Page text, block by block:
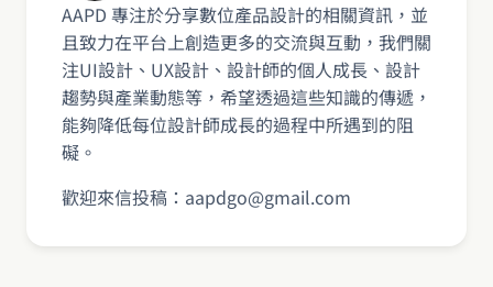
AAPD 專注於分享數位產品設計的相關資訊，並
且致力在平台上創造更多的交流與互動，我們關
注UI設計、UX設計、設計師的個人成長、設計
趨勢與產業動態等，希望透過這些知識的傳遞，
能夠降低每位設計師成長的過程中所遇到的阻
礙。
歡迎來信投稿：aapdgo@gmail.com